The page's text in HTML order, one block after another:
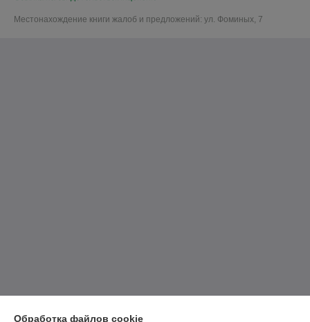
Местонахождение книги жалоб и предложений: ул. Фоминых, 7
Обработка файлов cookie